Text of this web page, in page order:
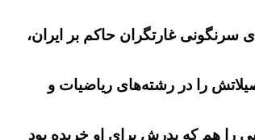
سرنگونی غارتگران حاکم بر ایران،
تحصیلاتش را در رشته‌های ریاضیات و
را هم که پدرش برای او خریده بود